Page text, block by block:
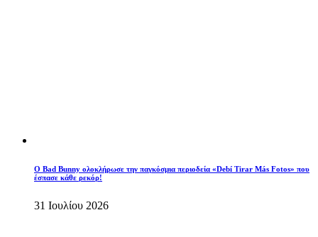
Ο Bad Bunny ολοκλήρωσε την παγκόσμια περιοδεία «Debí Tirar Más Fotos» που
έσπασε κάθε ρεκόρ!
31 Ιουλίου 2026